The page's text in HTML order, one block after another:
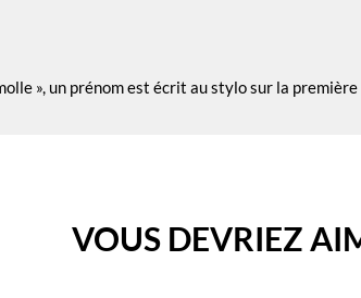
», un prénom est écrit au stylo sur la première
VOUS DEVRIEZ